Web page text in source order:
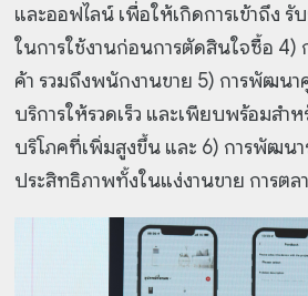
และออฟไลน์ เพื่อให้เกิดการเข้าถึง
ในการใช้งานก่อนการตัดสินใจซื้อ 4)
ค้า รวมถึงพนักงานขาย 5) การพัฒนา
บริการให้รวดเร็ว และเพียบพร้อมสำ
บริโภคที่เพิ่มสูงขึ้น และ 6) การพัฒน
ประสิทธิภาพทั้งในแง่งานขาย การตล